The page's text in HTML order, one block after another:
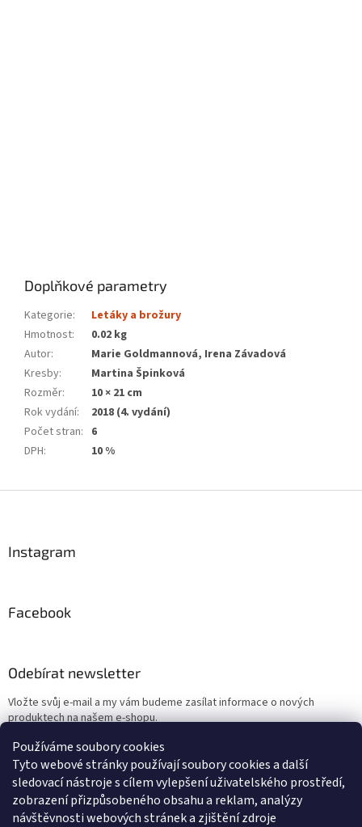
Používáme soubory cookies
Tyto webové stránky používají soubory cookies a další
sledovací nástroje s cílem vylepšení uživatelského prostředí,
zobrazení přizpůsobeného obsahu a reklam, analýzy
návštěvnosti webových stránek a zjištění zdroje
Doplňkové parametry
Kategorie:
Letáky a brožury
Hmotnost:
0.02 kg
Autor:
Marie Goldmannová, Irena Závadová
Kresby:
Martina Špinková
Rozměr:
10 × 21 cm
Rok vydání:
2018 (4. vydání)
Počet stran: 6
DPH: 10 %
Instagram
Facebook
Odebírat newsletter
Vložte svůj e-mail a my vám budeme zasílat informace o nových
produktech na našem e-shopu.
E-mail
Vložením e-mailu souhlasíte spodmínkami ochrany osobních údajů